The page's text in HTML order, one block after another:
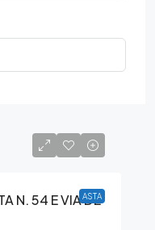
ASTA
N. 54 E VIA DE